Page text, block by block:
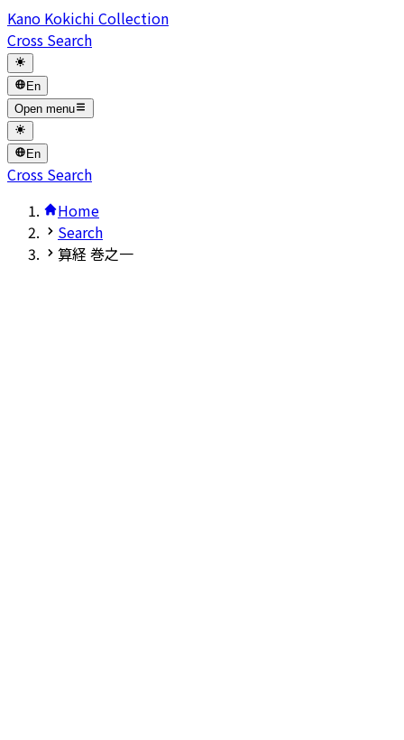
Kano Kokichi Collection
Cross Search
En
Open menu
En
Cross Search
Home
Search
算経 巻之一